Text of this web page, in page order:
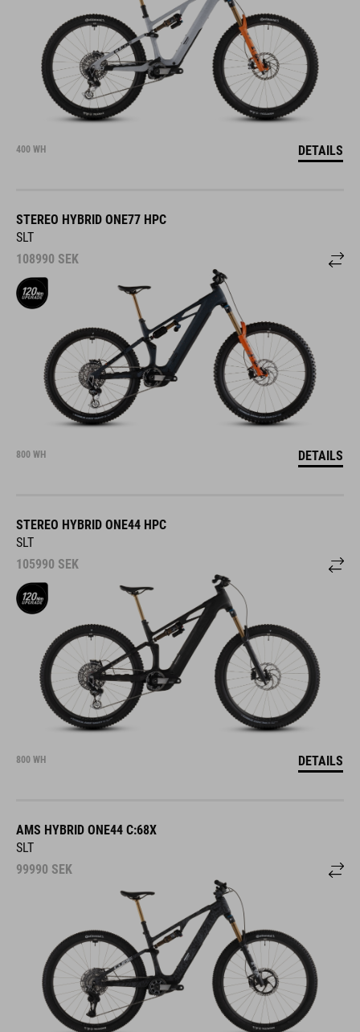
DETAILS
STEREO HYBRID ONE77 HPC
SLT
108990 SEK
DETAILS
STEREO HYBRID ONE44 HPC
SLT
105990 SEK
DETAILS
AMS HYBRID ONE44 C:68X
SLT
99990 SEK